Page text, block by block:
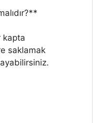
kapta
saklamak